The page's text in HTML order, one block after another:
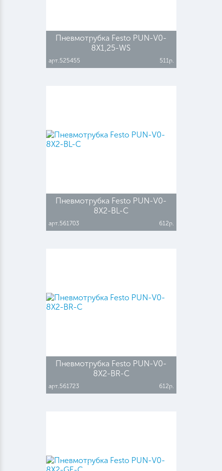
Пневмотрубка Festo PUN-V0-
8X1,25-WS
арт.525455 511р.
Пневмотрубка Festo PUN-V0-
8X2-BL-C
арт.561703 612р.
Пневмотрубка Festo PUN-V0-
8X2-BR-C
арт.561723 612р.